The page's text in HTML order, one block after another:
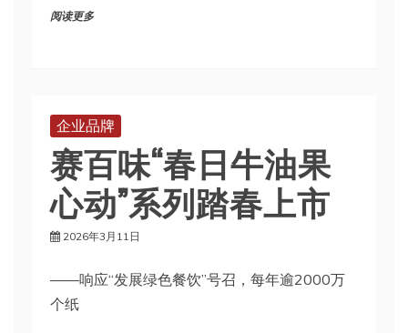
阅读更多
企业品牌
赛百味“春日牛油果
心动”系列踏春上市
2026年3月11日
——响应“发展绿色餐饮”号召，每年逾2000万
个纸